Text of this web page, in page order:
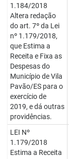
1.184/2018
Altera redação
do art. 7º da Lei
nº 1.179/2018,
que Estima a
Receita e Fixa as
Despesas do
Município de Vila
Pavão/ES para o
exercício de
2019, e dá outras
providências.
LEI Nº
1.179/2018
Estima a Receita